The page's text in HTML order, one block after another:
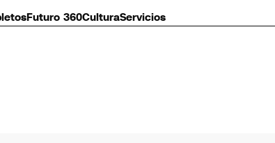
Futuro 360CulturaServicios